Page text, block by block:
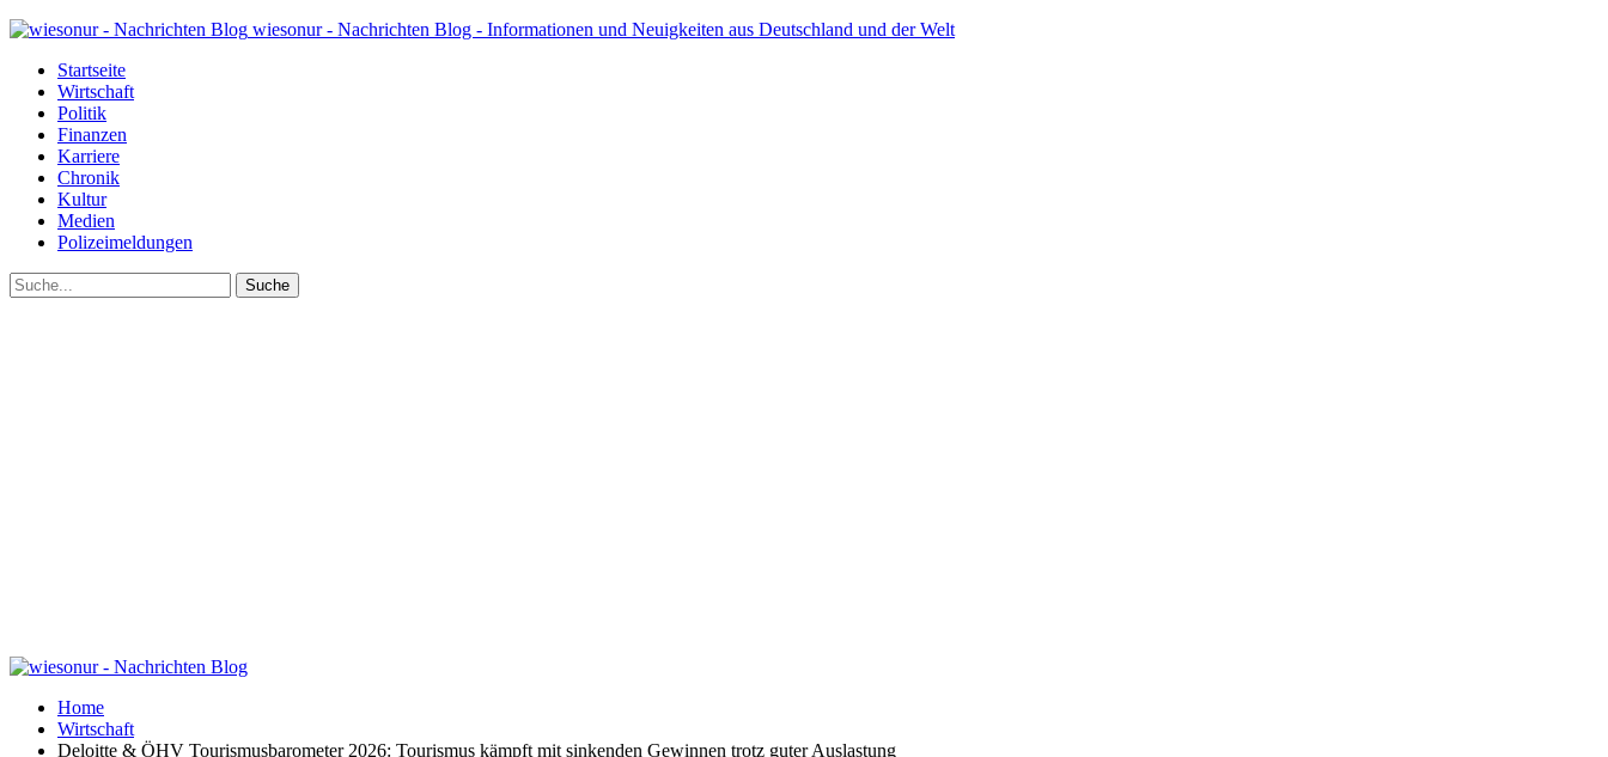
wiesonur - Nachrichten Blog - Informationen und Neuigkeiten aus Deutschland und der Welt
Startseite
Wirtschaft
Politik
Finanzen
Karriere
Chronik
Kultur
Medien
Polizeimeldungen
Home
Wirtschaft
Deloitte & ÖHV Tourismusbarometer 2026: Tourismus kämpft mit sinkenden Gewinnen trotz guter Auslastung